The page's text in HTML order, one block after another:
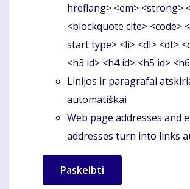
hreflang> <em> <strong>
<blockquote cite> <code>
start type> <li> <dl> <dt>
<h3 id> <h4 id> <h5 id>
Linijos ir paragrafai
automatiškai
Web page addresses and
addresses turn into links